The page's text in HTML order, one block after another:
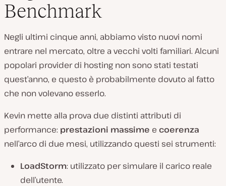
Benchmark
Negli ultimi cinque anni, abbiamo visto nuovi nomi
entrare nel mercato, oltre a vecchi volti familiari. Alcuni
popolari provider di hosting non sono stati testati
quest’anno, e questo è probabilmente dovuto al fatto
che non volevano esserlo.
Kevin mette alla prova due distinti attributi di
performance: prestazioni massime e coerenza
nell’arco di due mesi, utilizzando questi sei strumenti:
LoadStorm: utilizzato per simulare il carico reale
dell’utente.